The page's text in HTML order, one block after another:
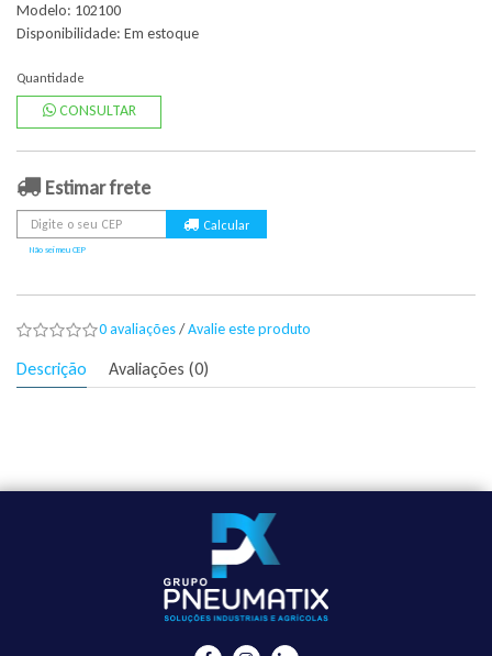
Modelo: 102100
Disponibilidade: Em estoque
Quantidade
CONSULTAR
Estimar frete
Não sei meu CEP
0 avaliações/Avalie este produto
Descrição Avaliações (0)